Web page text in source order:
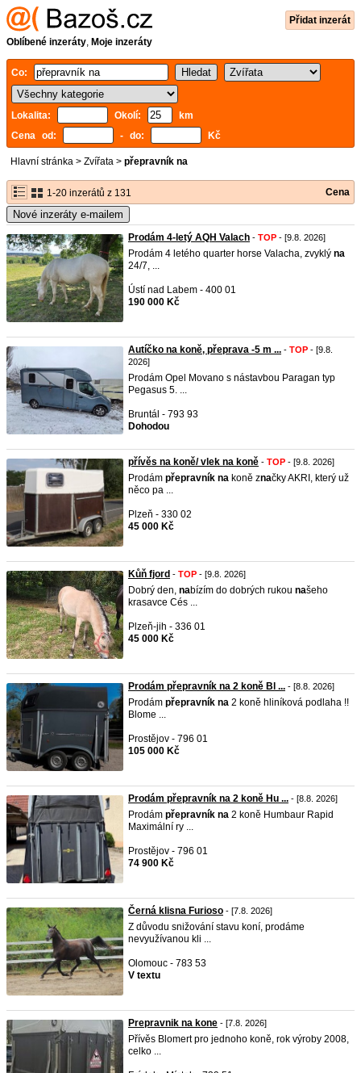
Přidat inzerát
Oblíbené inzeráty, Moje inzeráty
Co:
Lokalita: Okolí:
km
Cena od:
- do: Kč
Hlavní stránka > Zvířata > přepravník na
1-20 inzerátů z 131 Cena
Nové inzeráty e-mailem
Prodám 4-letý AQH Valach - TOP - [9.8. 2026]
Prodám 4 letého quarter horse Valacha, zvyklý na
24/7, ...
Ústí nad Labem - 400 01
190 000 Kč
Autíčko na koně, přeprava -5 m ... - TOP - [9.8.
2026]
Prodám Opel Movano s nástavbou Paragan typ
Pegasus 5. ...
Bruntál - 793 93
Dohodou
přívěs na koně/ vlek na koně - TOP - [9.8. 2026]
Prodám přepravník na koně značky AKRI, který už
něco pa ...
Plzeň - 330 02
45 000 Kč
Kůň fjord - TOP - [9.8. 2026]
Dobrý den, nabízím do dobrých rukou našeho
krasavce Cés ...
Plzeň-jih - 336 01
45 000 Kč
Prodám přepravník na 2 koně Bl ... - [8.8. 2026]
Prodám přepravník na 2 koně hliníková podlaha !!
Blome ...
Prostějov - 796 01
105 000 Kč
Prodám přepravník na 2 koně Hu ... - [8.8. 2026]
Prodám přepravník na 2 koně Humbaur Rapid
Maximální ry ...
Prostějov - 796 01
74 900 Kč
Černá klisna Furioso - [7.8. 2026]
Z důvodu snižování stavu koní, prodáme
nevyužívanou kli ...
Olomouc - 783 53
V textu
Prepravnik na kone - [7.8. 2026]
Přívěs Blomert pro jednoho koně, rok výroby 2008,
celko ...